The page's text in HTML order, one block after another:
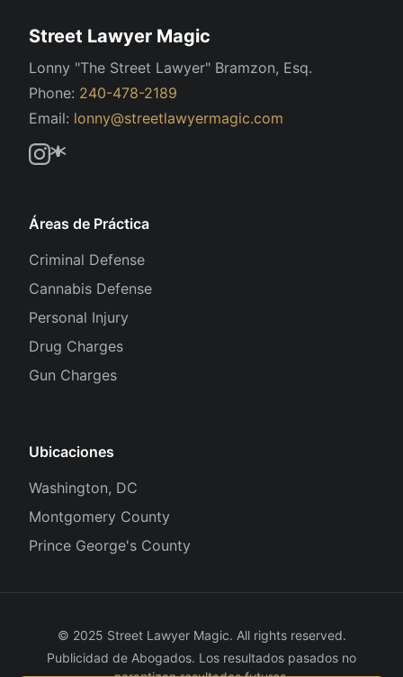
Street Lawyer Magic
Lonny "The Street Lawyer" Bramzon, Esq.
Phone: 240-478-2189
Email: lonny@streetlawyermagic.com
Áreas de Práctica
Criminal Defense
Cannabis Defense
Personal Injury
Drug Charges
Gun Charges
Ubicaciones
Washington, DC
Montgomery County
Prince George's County
© 2025 Street Lawyer Magic. All rights reserved.
Publicidad de Abogados. Los resultados pasados no